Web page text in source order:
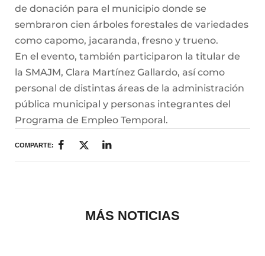
de donación para el municipio donde se
sembraron cien árboles forestales de variedades
como capomo, jacaranda, fresno y trueno.
En el evento, también participaron la titular de
la SMAJM, Clara Martínez Gallardo, así como
personal de distintas áreas de la administración
pública municipal y personas integrantes del
Programa de Empleo Temporal.
COMPARTE:
MÁS NOTICIAS